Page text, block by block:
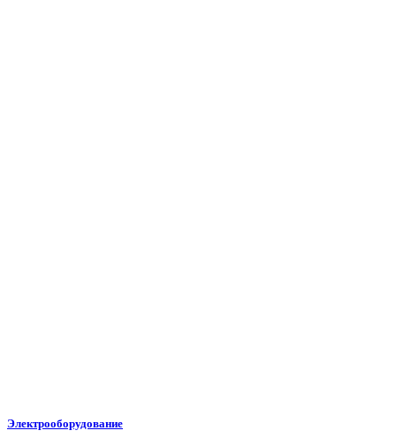
Электрооборудование